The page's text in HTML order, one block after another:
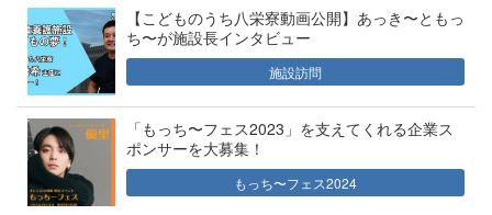
【こどものうち八栄寮動画公開】あっき〜ともっ
ち〜が施設長インタビュー
施設訪問
「もっち〜フェス2023」を支えてくれる企業ス
ポンサーを大募集！
もっち〜フェス2024